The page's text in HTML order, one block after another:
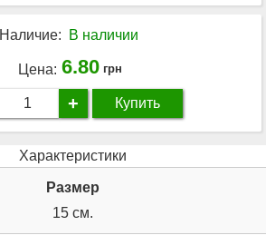
Наличие: В наличии
Цена: 6.80 грн
+ Купить
Характеристики
Размер
15 см.